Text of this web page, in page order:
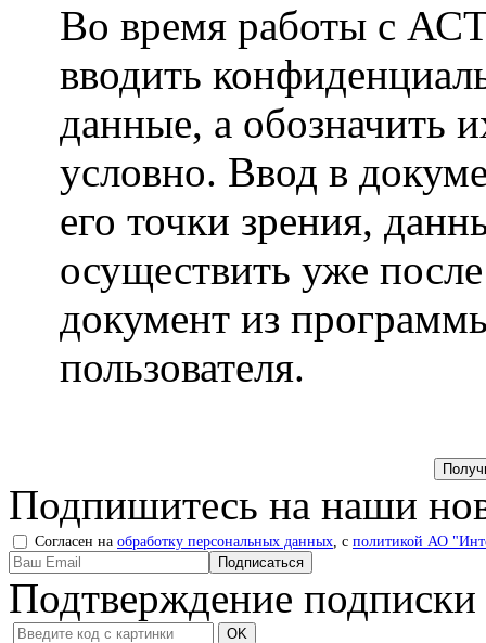
Во время работы с
вводить
данные, а обозначить
условно. Ввод в
его точки зрения,
осуществить уже
документ из
пользователя.
Подпишитесь на наши
Согласен на обработку персональных данных , с политикой АО
Подтверждение подписки